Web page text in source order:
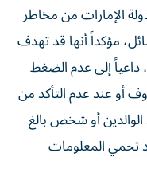
الإمارات من مخاطر
مؤكداً أنها قد تهدف
داعياً إلى عدم الضغط
أو عند عدم التأكد من
أو شخص بالغ
تحمي المعلومات